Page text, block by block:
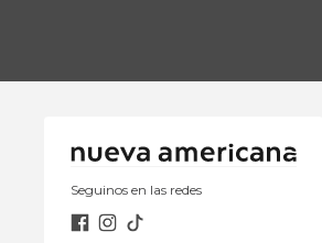
Seguinos en las redes